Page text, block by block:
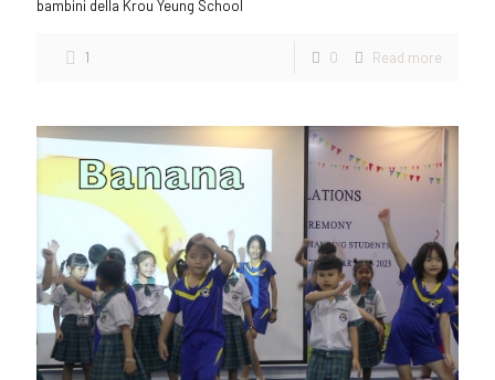
bambini della Krou Yeung School
1 0 Read more